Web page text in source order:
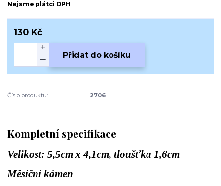
Nejsme plátci DPH
130 Kč
Přidat do košíku
Číslo produktu: 2706
Kompletní specifikace
Velikost: 5,5cm x 4,1cm, tloušťka 1,6cm
Měsíční kámen